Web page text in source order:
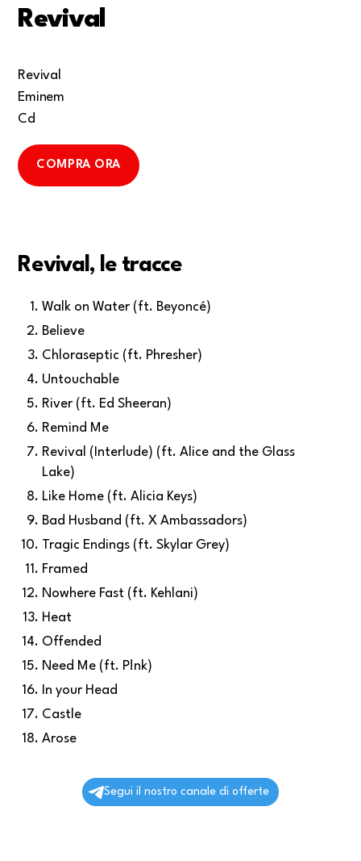
Revival
Revival
Eminem
Cd
COMPRA ORA
Revival, le tracce
Walk on Water (ft. Beyoncé)
Believe
Chloraseptic (ft. Phresher)
Untouchable
River (ft. Ed Sheeran)
Remind Me
Revival (Interlude) (ft. Alice and the Glass
Lake)
Like Home (ft. Alicia Keys)
Bad Husband (ft. X Ambassadors)
Tragic Endings (ft. Skylar Grey)
Framed
Nowhere Fast (ft. Kehlani)
Heat
Offended
Need Me (ft. P!nk)
In your Head
Castle
Arose
Segui il nostro canale di offerte